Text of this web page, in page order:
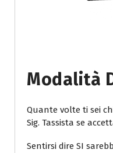
Modalità
Quante volte ti sei
Sig. Tassista se
Sentirsi dire SI